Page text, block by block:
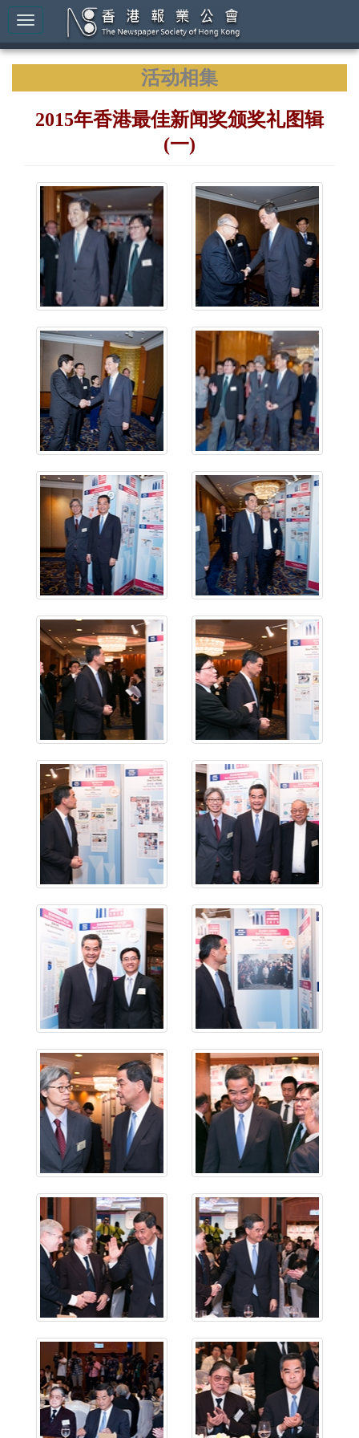
活动相集
2015年香港最佳新闻奖颁奖礼图辑
(一)